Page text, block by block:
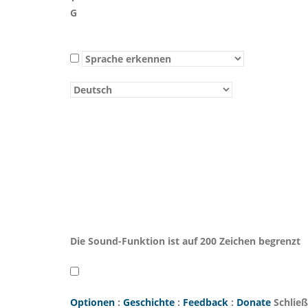
G
Die Sound-Funktion ist auf 200 Zeichen begrenzt
Optionen : Geschichte : Feedback : Donate